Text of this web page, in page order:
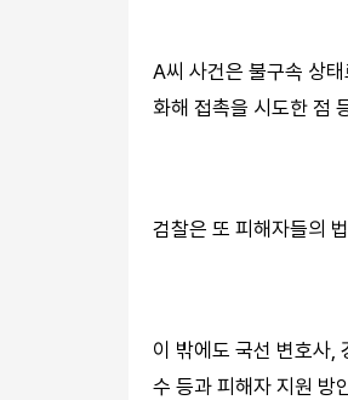
A씨 사건은 불구속 상
화해 접촉을 시도한 점
검찰은 또 피해자들의
이 밖에도 국선 변호사,
수 등과 피해자 지원 방